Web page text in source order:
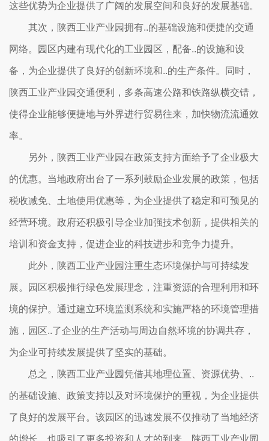
这些优势为企业提供了广阔的发展空间和良好的发展基础。
其次，陕西工业产业园拥有..的基础设施和便捷的交通
网络。园区内建有现代化的工业园区，配备..的设施和设
备，为企业提供了良好的创新环境和..的生产条件。同时，
陕西工业产业园交通便利，多条高速公路和铁路纵横交错，
使得企业能够便捷地与外界进行贸易往来，加快物流流通效
率。
另外，陕西工业产业园在政策支持方面给予了企业极大
的优惠。当地政府出台了一系列鼓励企业发展的政策，包括
税收减免、土地使用优惠等，为企业提供了稳定和可预见的
经营环境。政府还积极引导企业加强技术创新，提供相关的
培训和资金支持，促进企业的科技进步和竞争力提升。
此外，陕西工业产业园注重生态环境保护与可持续发
展。园区积极推行绿色发展理念，注重资源的合理利用和环
境的保护。通过建立环境监测系统和实施严格的环境管理措
施，园区..了企业的生产活动与周边自然环境的协调共存，
为企业可持续发展提供了坚实的基础。
总之，陕西工业产业园凭借其地理位置、资源优势、..
的基础设施、政策支持以及对环境保护的重视，为企业提供
了良好的发展平台。该园区的迅速发展不仅推动了当地经济